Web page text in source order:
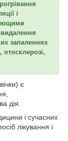
і
запаленнях
отосклерозі,
є
дія.
і сучасних
лікування і